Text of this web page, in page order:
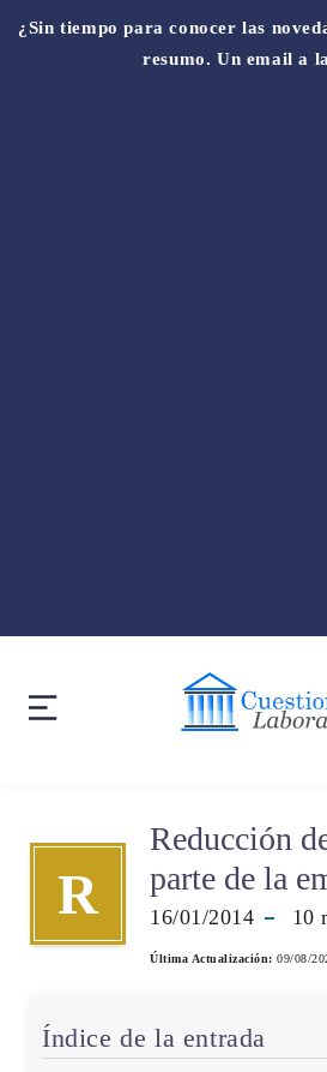
¿Sin tiempo para conocer las
resumo. Un email a
R
Reducción
parte de la
16/01/2014 10
Última Actualización: 09/08/
Índice de la entrada